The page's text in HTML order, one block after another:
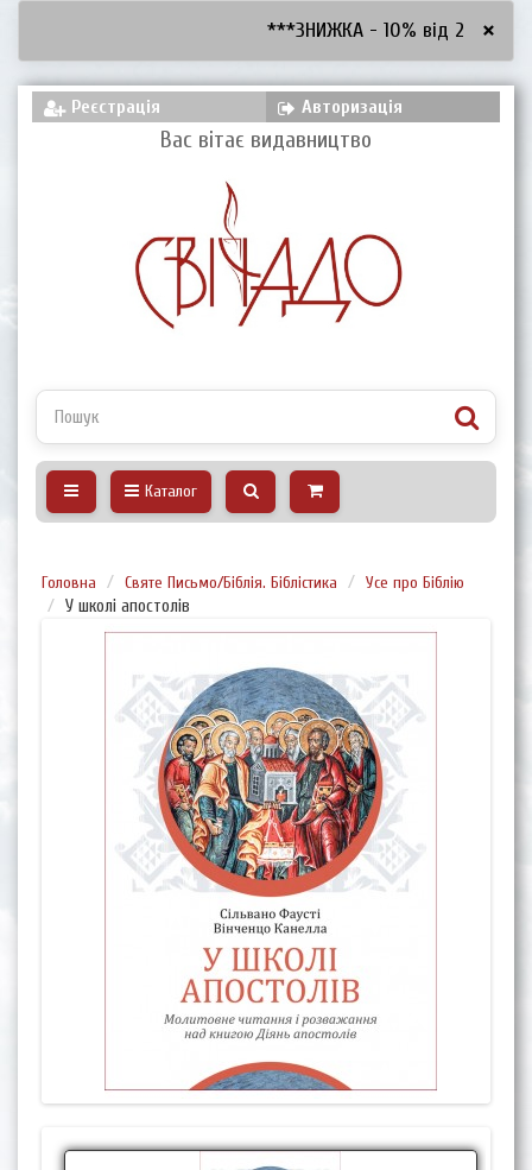
***ЗНИЖКА - 10% від 2600×
Реєстрація Авторизація
Вас вітає видавництво
Каталог
Головна Святе Письмо/Біблія. Біблістика
Усе про Біблію
У школі апостолів